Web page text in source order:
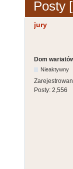
Posty
jury
Dom
Nieaktywny
Posty: 2,556